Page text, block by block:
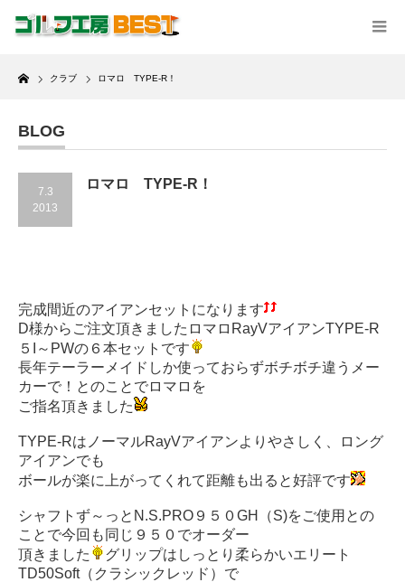
Home
クラブ ロマロ TYPE-R！
BLOG
7.3
2013
ロマロ TYPE-R！
完成間近のアイアンセットになります
D様からご注文頂きましたロマロRayVアイアンTYPE-R
５I～PWの６本セットです
長年テーラーメイドしか使っておらずボチボチ違うメー
カーで！とのことでロマロを
ご指名頂きました
TYPE-RはノーマルRayVアイアンよりやさしく、ロング
アイアンでも
ボールが楽に上がってくれて距離も出ると好評です
シャフトず～っとN.S.PRO９５０GH（S)をご使用との
ことで今回も同じ９５０でオーダー
頂きました
グリップはしっとり柔らかいエリート
TD50Soft（クラシックレッド）で